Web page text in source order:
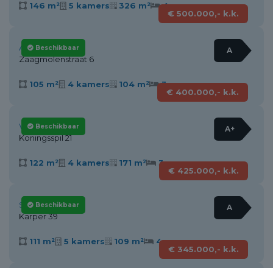
146 m² 5 kamers 326 m² 4
A
Beschikbaar
€ 500.000,- k.k.
Alkmaar
Zaagmolenstraat 6
105 m² 4 kamers 104 m² 3
A+
Beschikbaar
€ 400.000,- k.k.
Wieringerwaard
Koningsspil 21
122 m² 4 kamers 171 m² 3
A
Beschikbaar
€ 425.000,- k.k.
Schagen
Karper 39
111 m² 5 kamers 109 m² 4
€ 345.000,- k.k.